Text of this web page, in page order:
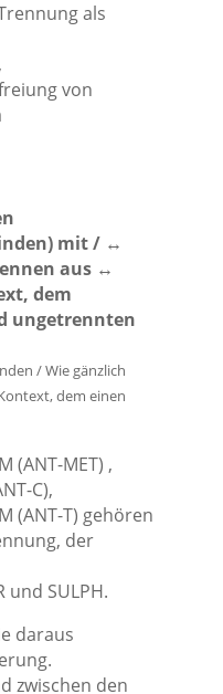
als
von
mit / ↔
aus ↔
dem
ungetrennten
/ Wie gänzlich
dem einen
(ANT-MET) ,
C),
(ANT-T) gehören
der
und SULPH.
daraus
zwischen den